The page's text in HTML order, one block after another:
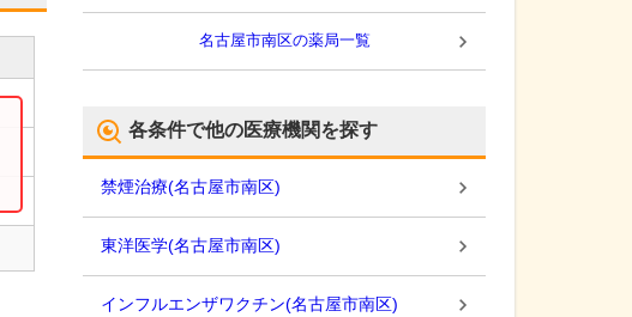
名古屋市南区の薬局一覧
各条件で他の医療機関を探す
禁煙治療(名古屋市南区)
東洋医学(名古屋市南区)
インフルエンザワクチン(名古屋市南区)